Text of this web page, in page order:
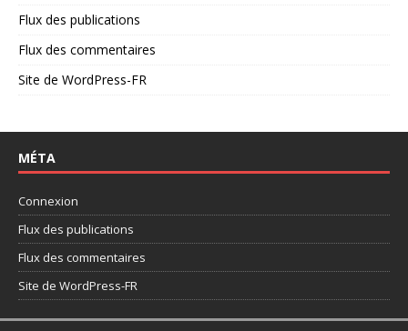
Flux des publications
Flux des commentaires
Site de WordPress-FR
MÉTA
Connexion
Flux des publications
Flux des commentaires
Site de WordPress-FR